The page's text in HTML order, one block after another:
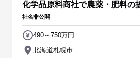
化学品原料商社で農薬・肥料の
社名非公開
北海道札幌市
490～750万円